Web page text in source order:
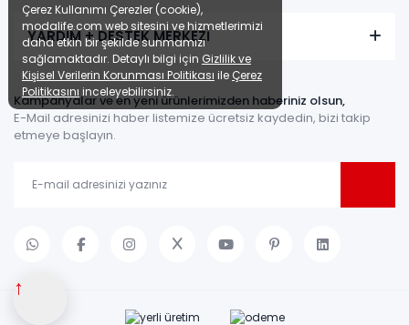
↑
YARDIM + DESTEK MERKEZİ
Kampanyalar ve en yeni ürünlerimizden haberiniz olsun,
E-Mail adresinizi haber listemize ücretsiz kaydedin, bizi takip
etmeye başlayın.
Çerez Kullanımı Çerezler (cookie),
modalife.com web sitesini ve hizmetlerimizi
daha etkin bir şekilde sunmamızı
sağlamaktadır. Detaylı bilgi için Gizlilik ve
Kişisel Verilerin Korunması Politikası ile Çerez
Politikasını inceleyebilirsiniz.